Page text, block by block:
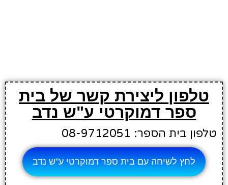
טלפון ליצירת קשר של בית
ספר דמוקרטי ע"ש נדב
טלפון בית הספר: 08-9712051
לחץ לשיחה עם בית ספר דמוקרטי ע"ש נדב